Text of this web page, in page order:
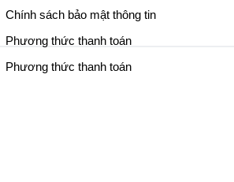
Chính sách bảo mật thông tin
Phương thức thanh toán
Phương thức thanh toán